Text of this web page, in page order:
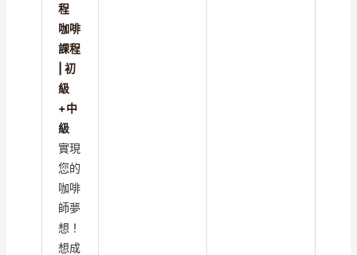
程
咖啡
課程
| 初
級
+中
級
實現
您的
咖啡
師夢
想！
想成